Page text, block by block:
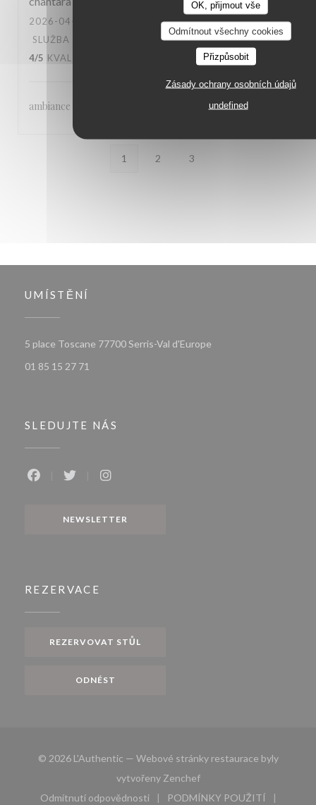
OK, přijmout vše
Odmítnout všechny cookies
Přizpůsobit
Zásady ochrany osobních údajů
undefined
2026-04-22
- 20:30 - HOSTÉ 6
SLUŽBA
: 4/5 KUCHYNĚ:
4/5 KVALITA / CENA
ambiance - accueil agréable - qualité de la cuisine
1 2 3
UMÍSTĚNÍ
5 place Toscane 77700 Serris-Val d'Europe
01 85 15 27 71
SLEDUJTE NÁS
NEWSLETTER
REZERVACE
REZERVOVAT STŮL
ODNÉST
© 2026 L'Authentic — Webové stránky restaurace byly
vytvořeny Zenchef((otevře se v novém okně))
Odmítnutí odpovědnosti
PODMÍNKY POUŽITÍ